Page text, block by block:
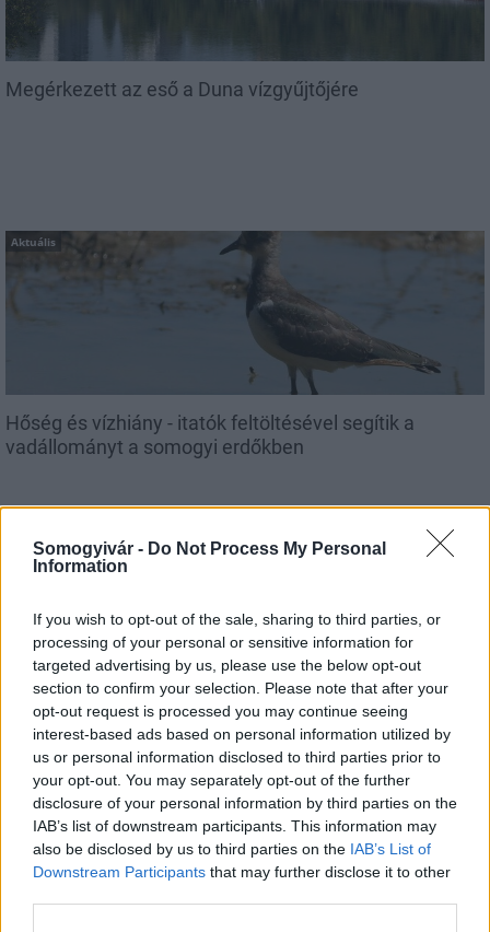
Somogyivár - Do Not Process My Personal
Information
If you wish to opt-out of the sale, sharing to third parties, or
processing of your personal or sensitive information for
targeted advertising by us, please use the below opt-out
section to confirm your selection. Please note that after your
opt-out request is processed you may continue seeing
interest-based ads based on personal information utilized by
us or personal information disclosed to third parties prior to
your opt-out. You may separately opt-out of the further
disclosure of your personal information by third parties on the
IAB’s list of downstream participants. This information may
also be disclosed by us to third parties on the IAB’s List of
Downstream Participants that may further disclose it to other
Megérkezett az eső a Duna vízgyűjtőjére
Aktuális
Hőség és vízhiány - itatók feltöltésével segítik a
vadállományt a somogyi erdőkben
Helyi hírek
Amire többmillióan vártunk: szombattól másodfokúra
csökken a riasztás